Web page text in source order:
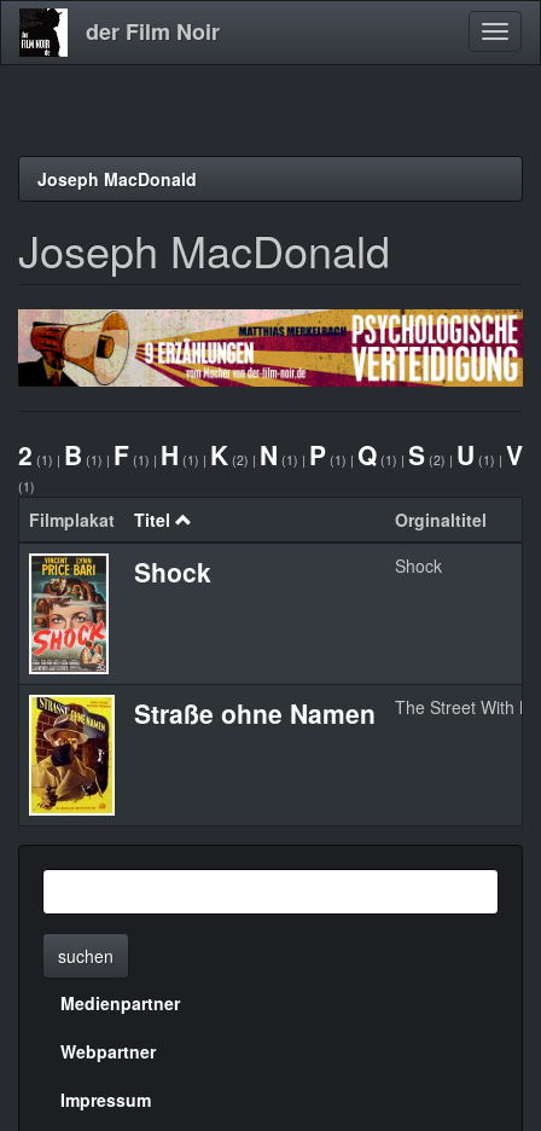
Direkt
der Film Noir
Joseph MacDonald
Joseph MacDonald
2 (1) | B (1) | F (1) | H (1) | K (2) | N (1) | P (1) | Q (1) | S (2) | U (1) | V
(1)
Filmplakat Titel Orginaltitel
Shock Shock
Straße ohne Namen The Street With
suchen
Menülinks
rechte
Seite
Medienpartner
Webpartner
Impressum